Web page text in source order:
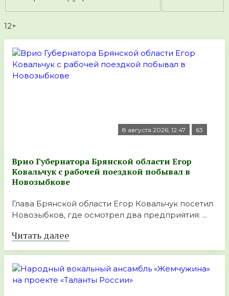
12+
8 августа 2026, 12:47 63
Врио Губернатора Брянской области Егор
Ковальчук с рабочей поездкой побывал в
Новозыбкове
Глава Брянской области Егор Ковальчук посетил
Новозыбков, где осмотрел два предприятия: ...
Читать далее